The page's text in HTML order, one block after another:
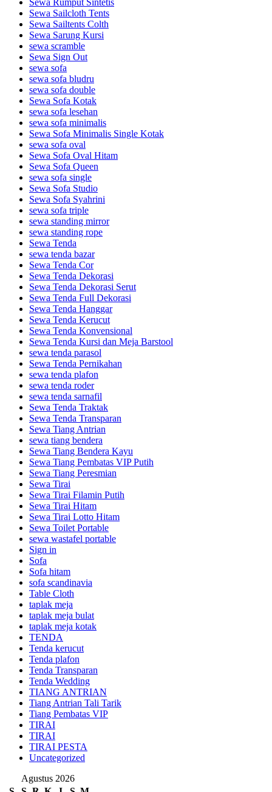
Sewa Rumput Sintetis
Sewa Sailcloth Tents
Sewa Sailtents Colth
Sewa Sarung Kursi
sewa scramble
Sewa Sign Out
sewa sofa
sewa sofa bludru
sewa sofa double
Sewa Sofa Kotak
sewa sofa lesehan
sewa sofa minimalis
Sewa Sofa Minimalis Single Kotak
sewa sofa oval
Sewa Sofa Oval Hitam
Sewa Sofa Queen
sewa sofa single
Sewa Sofa Studio
Sewa Sofa Syahrini
sewa sofa triple
sewa standing mirror
sewa standing rope
Sewa Tenda
sewa tenda bazar
Sewa Tenda Cor
Sewa Tenda Dekorasi
Sewa Tenda Dekorasi Serut
Sewa Tenda Full Dekorasi
Sewa Tenda Hanggar
Sewa Tenda Kerucut
Sewa Tenda Konvensional
Sewa Tenda Kursi dan Meja Barstool
sewa tenda parasol
Sewa Tenda Pernikahan
sewa tenda plafon
sewa tenda roder
sewa tenda sarnafil
Sewa Tenda Traktak
Sewa Tenda Transparan
Sewa Tiang Antrian
sewa tiang bendera
Sewa Tiang Bendera Kayu
Sewa Tiang Pembatas VIP Putih
Sewa Tiang Peresmian
Sewa Tirai
Sewa Tirai Filamin Putih
Sewa Tirai Hitam
Sewa Tirai Lotto Hitam
Sewa Toilet Portable
sewa wastafel portable
Sign in
Sofa
Sofa hitam
sofa scandinavia
Table Cloth
taplak meja
taplak meja bulat
taplak meja kotak
TENDA
Tenda kerucut
Tenda plafon
Tenda Transparan
Tenda Wedding
TIANG ANTRIAN
Tiang Antrian Tali Tarik
Tiang Pembatas VIP
TIRAI
TIRAI
TIRAI PESTA
Uncategorized
Agustus 2026